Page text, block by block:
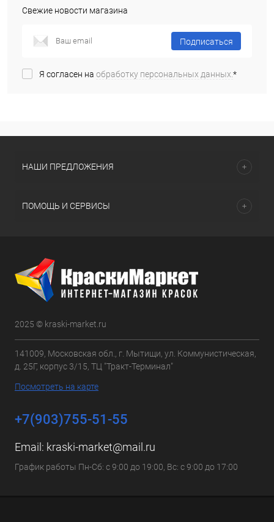
Свежие новости магазина
Подписаться
Я согласен на обработку персональных данных.*
НАШИ ПРЕДЛОЖЕНИЯ
ПОМОЩЬ И СЕРВИСЫ
2025 © kraski-market.ru
141009, Московская обл., г. Мытищи, ул. Коммунистическая,
д. 25Г, корпус 3/15, ТЦ "Тракт-Терминал"
Посмотреть на карте
+7(903)755-51-55
Email: kraski-market@mail.ru
График работы Пн-Сб: с 9:00 до 19:00, Вс: с 9:00 до 17:00